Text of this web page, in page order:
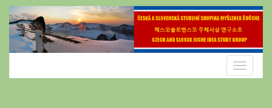
Skip
content
Toggle